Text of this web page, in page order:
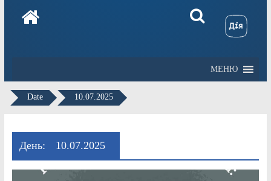
МЕНЮ
Date 10.07.2025
День: 10.07.2025